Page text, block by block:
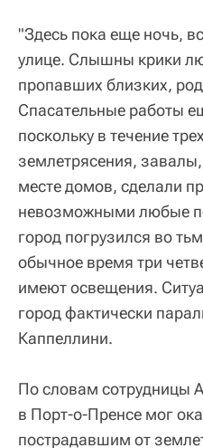
"Здесь пока еще ночь,
улице. Слышны крики
пропавших близких,
Спасательные работы
поскольку в течение
землетрясения,
месте домов, сделали
невозможными любые
город погрузился во
обычное время три
имеют освещения.
город фактически
Каппеллини.
По словам сотрудницы
в Порт-о-Пренсе мог
пострадавшим от